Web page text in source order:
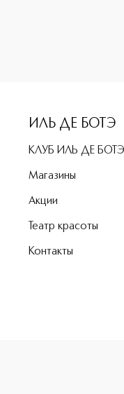
ИЛЬ ДЕ БОТЭ
КЛУБ ИЛЬ ДЕ БОТЭ
Магазины
Акции
Театр красоты
Контакты